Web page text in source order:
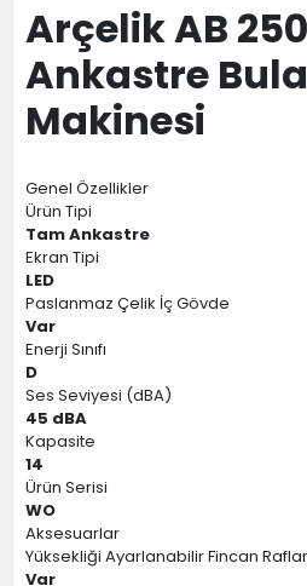
Arçelik AB
Ankastre
Makinesi
Genel Özellikler
Ürün Tipi
Tam Ankastre
Ekran Tipi
LED
Paslanmaz Çelik İç Gövde
Var
Enerji Sınıfı
D
Ses Seviyesi (dBA)
45 dBA
Kapasite
14
Ürün Serisi
WO
Aksesuarlar
Yüksekliği Ayarlanabilir Fincan
Var